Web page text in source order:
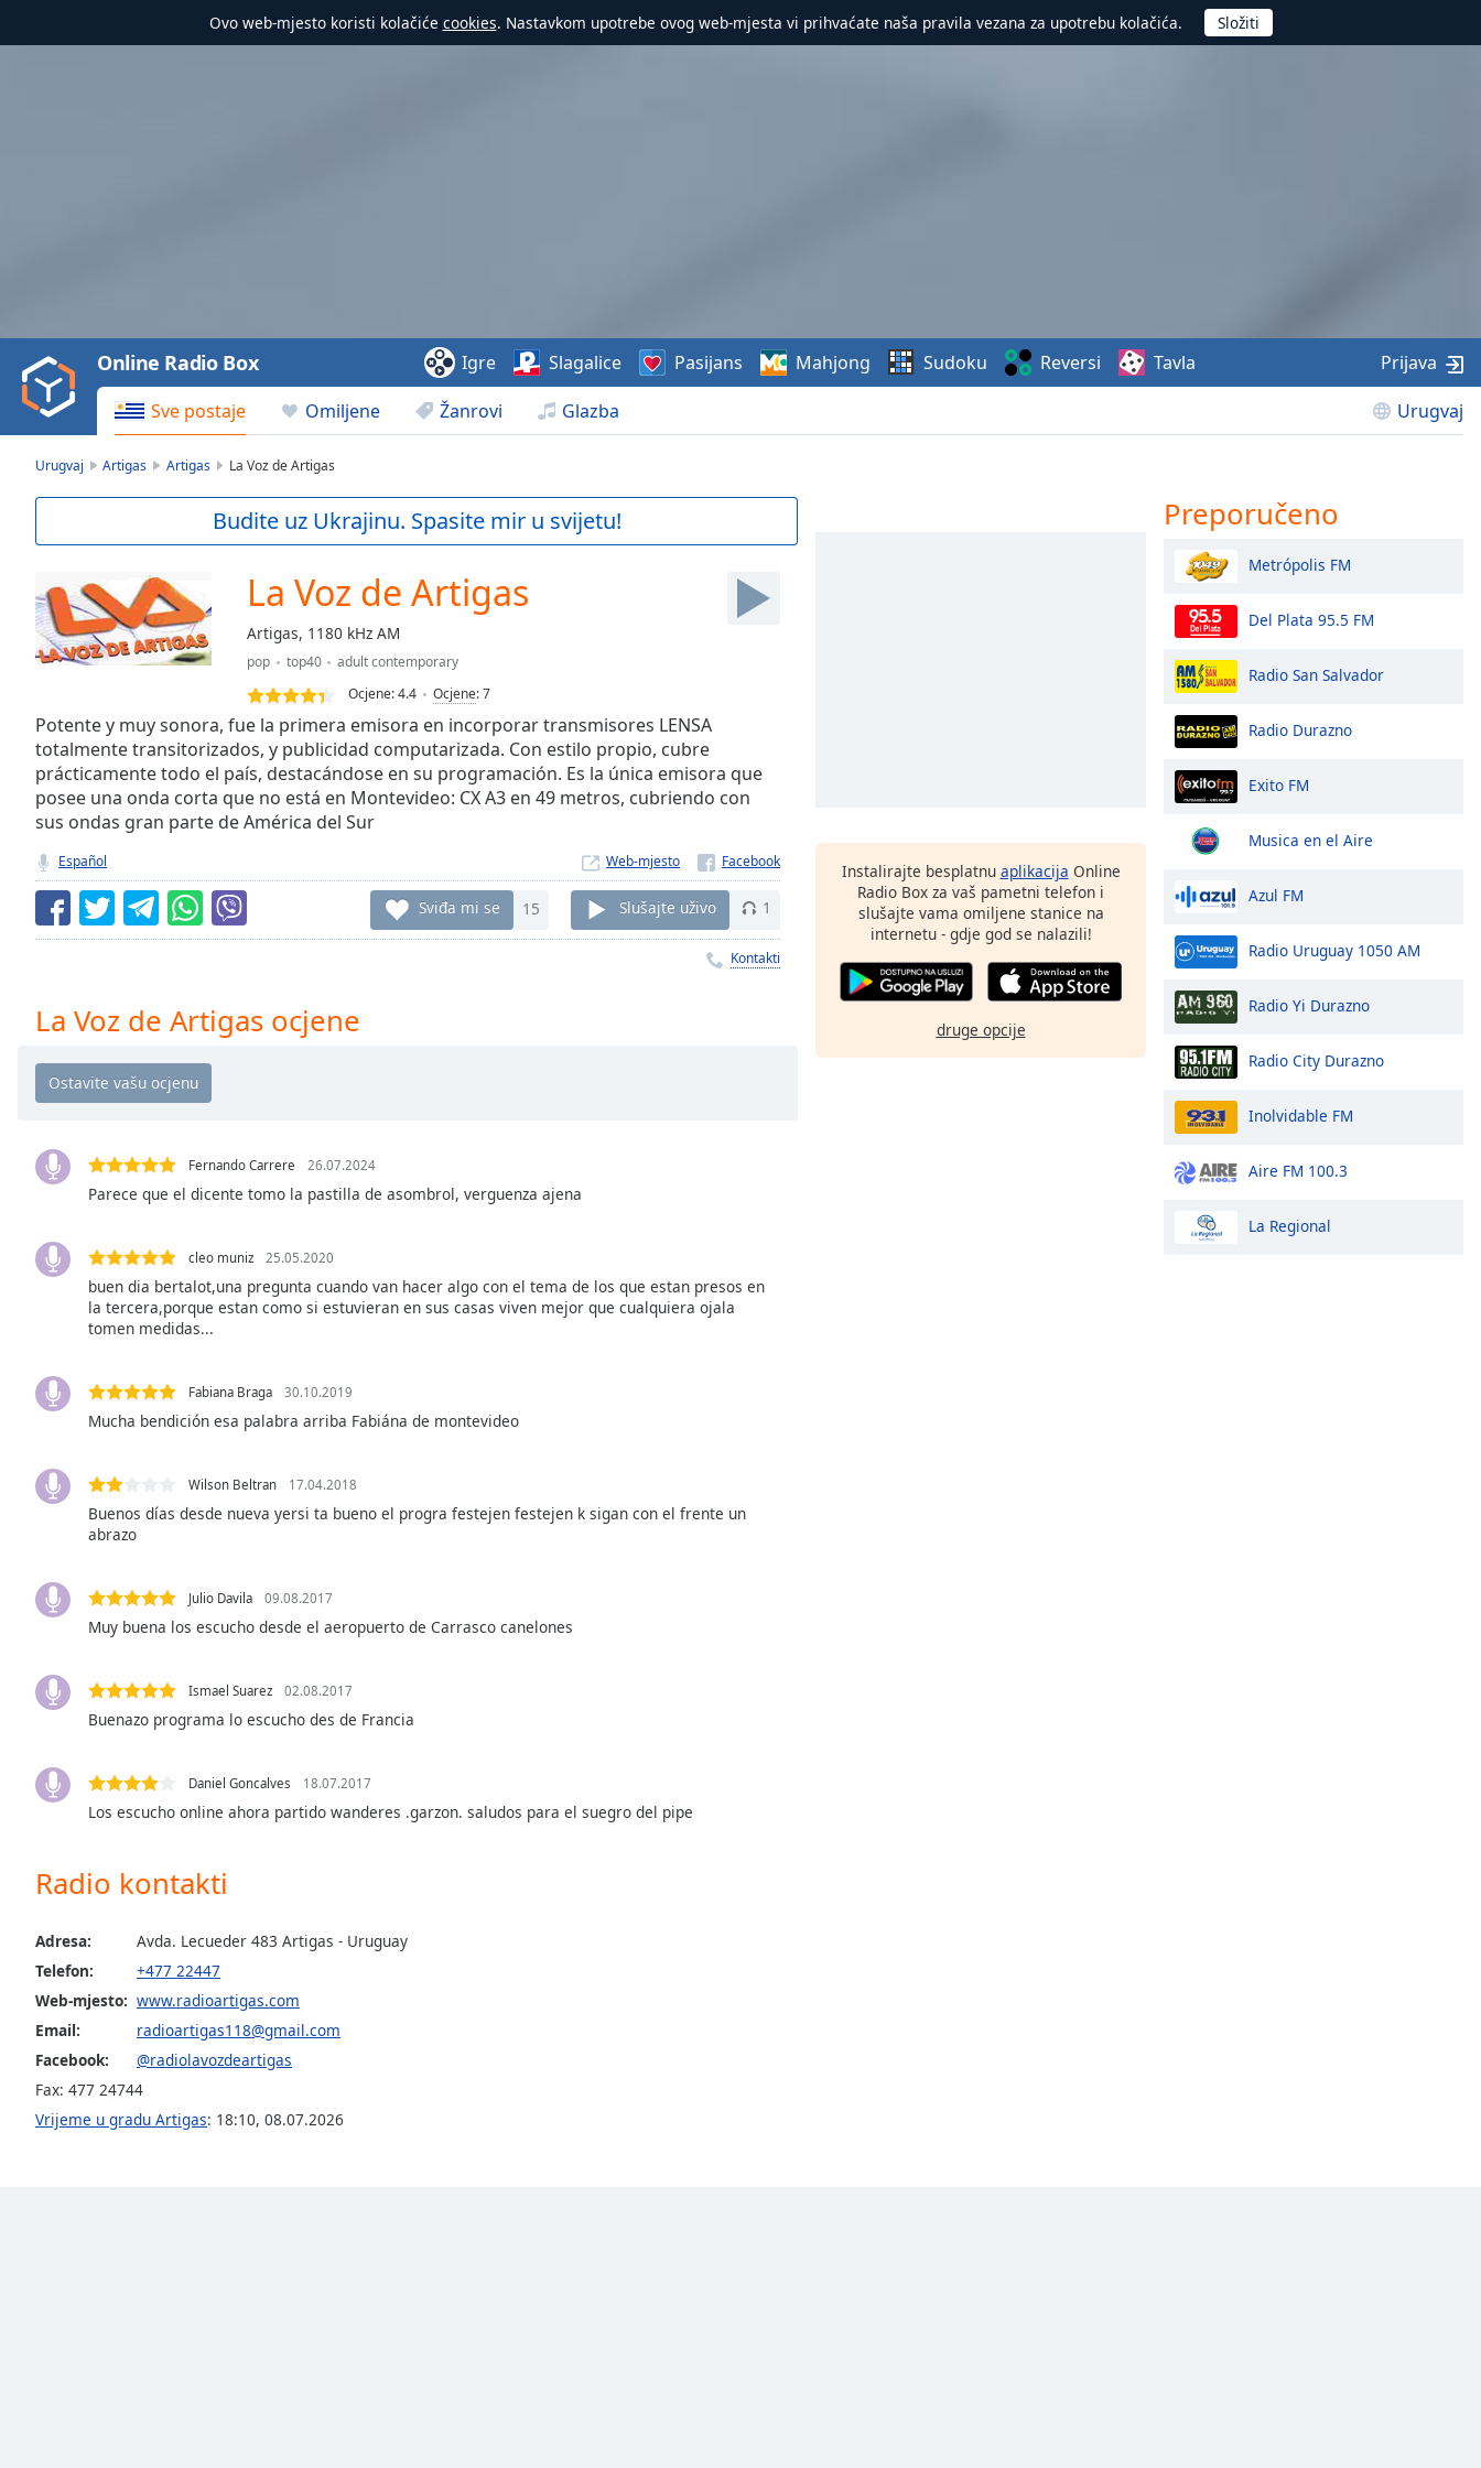
Ovo web-mjesto koristi kolačiće cookies. Nastavkom upotrebe ovog web-mjesta vi prihvaćate naša pravila vezana za upotrebu kolačića.
Video
Play
Backward
Skip
Current
Loaded :
0.00%
Stream
Seek to
currently
behind
LIVE
Remaining
Time-
Chapters
Descriptions
off
selected
subtitles
settings
opens
subtitles
dialog
subtitles
Audio
Track
Picture
Fullscreen
modal
Beginning
Escape
close
window.
Color
Sve postaje Omiljene Žanrovi Glazba Urugvaj
Online Radio Box Igre Slagalice Pasijans Mahjong Sudoku Reversi Tavla Prijava
Urugvaj Artigas Artigas La Voz de Artigas
Budite uz Ukrajinu. Spasite mir u svijetu!
La Voz de Artigas
Artigas, 1180 kHz AM
pop top40
adult contemporary
Ocjene:4.4 Ocjene:7
Potente y muy sonora, fue la primera emisora en incorporar transmisores LENSA
totalmente transitorizados, y publicidad computarizada. Con estilo propio, cubre
prácticamente todo el país, destacándose en su programación. Es la única emisora que
posee una onda corta que no está en Montevideo: CX A3 en 49 metros, cubriendo con
sus ondas gran parte de América del Sur
Español Web-mjesto
Sviđa mi se 15 Slušajte uživo 1
Kontakti
La Voz de Artigas ocjene
Fernando Carrere 26.07.2024
Parece que el dicente tomo la pastilla de asombrol, verguenza ajena
cleo muniz 25.05.2020
buen dia bertalot,una pregunta cuando van hacer algo con el tema de los que estan presos en
la tercera,porque estan como si estuvieran en sus casas viven mejor que cualquiera ojala
tomen medidas...
Fabiana Braga 30.10.2019
Mucha bendición esa palabra arriba Fabiána de montevideo
Wilson Beltran 17.04.2018
Buenos días desde nueva yersi ta bueno el progra festejen festejen k sigan con el frente un
abrazo
Julio Davila 09.08.2017
Muy buena los escucho desde el aeropuerto de Carrasco canelones
Ismael Suarez 02.08.2017
Buenazo programa lo escucho des de Francia
Daniel Goncalves 18.07.2017
Los escucho online ahora partido wanderes .garzon. saludos para el suegro del pipe
Radio kontakti
Adresa:
Avda. Lecueder 483 Artigas - Uruguay
Telefon:
+477 22447
Web-mjesto: www.radioartigas.com
Email:
radioartigas118@gmail.com
Facebook:
@radiolavozdeartigas
Fax: 477 24744
Vrijeme u gradu Artigas: 18:10, 08.07.2026
Instalirajte besplatnu aplikacija Online
Radio Box za vaš pametni telefon i
slušajte vama omiljene stanice na
internetu - gdje god se nalazili!
druge opcije
Preporučeno
Metrópolis FM
Del Plata 95.5 FM
Radio San Salvador
Radio Durazno
Exito FM
Musica en el Aire
Azul FM
Radio Uruguay 1050 AM
Radio Yi Durazno
Radio City Durazno
Inolvidable FM
Aire FM 100.3
La Regional